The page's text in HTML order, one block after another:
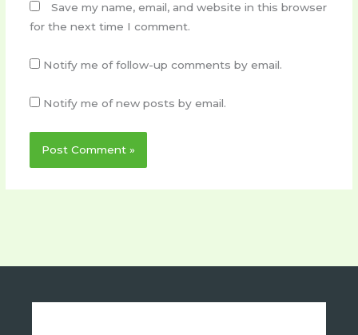
Save my name, email, and website in this browser
for the next time I comment.
Notify me of follow-up comments by email.
Notify me of new posts by email.